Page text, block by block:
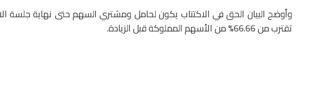
تقترب من 66.66% من الأسهم المملوكة قبل الزيادة.